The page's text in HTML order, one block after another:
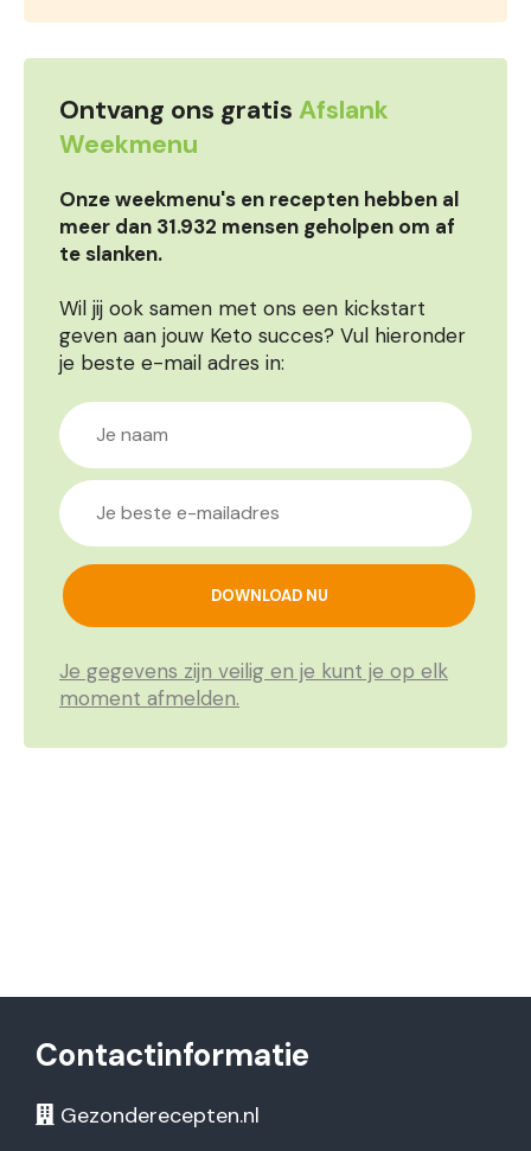
Ontvang ons gratis Afslank
Weekmenu
Onze weekmenu's en recepten hebben al
meer dan 31.932 mensen geholpen om af
te slanken.
Wil jij ook samen met ons een kickstart
geven aan jouw Keto succes? Vul hieronder
je beste e-mail adres in:
Je gegevens zijn veilig en je kunt je op elk
moment afmelden.
Contactinformatie
Gezonderecepten.nl